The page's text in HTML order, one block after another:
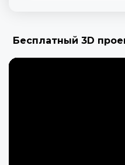
Бесплатный 3D